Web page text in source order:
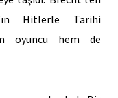
Hitlerle Tarihi
oyuncu hem de